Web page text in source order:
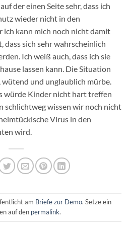
der einen Seite sehr, dass ich
wieder nicht in den
ich kann mich noch nicht damit
dass sich sehr wahrscheinlich
Ich weiß auch, dass ich sie
lassen kann. Die Situation
und unglaublich mürbe.
würde Kinder nicht hart treffen
schlichtweg wissen wir noch nicht
Virus in den
wird.
am Briefe zur Demo. Setze ein
auf den permalink.